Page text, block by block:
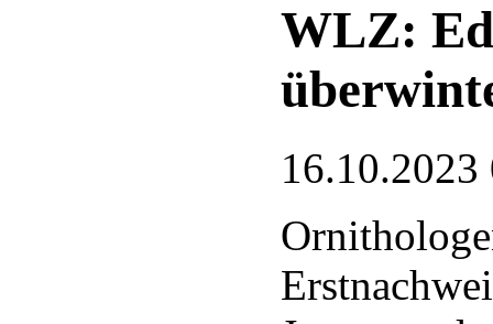
WLZ:
16.10.2023